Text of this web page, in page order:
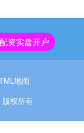
资实盘开户
地图
版权所有